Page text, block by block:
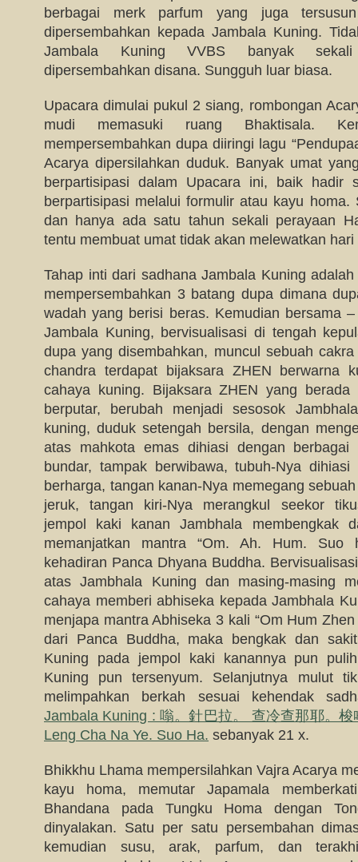
berbagai merk parfum yang juga
dipersembahkan kepada Jambala Kuning.
Jambala Kuning VVBS banyak sekali
dipersembahkan disana. Sungguh luar biasa.
Upacara dimulai pukul 2 siang, rombongan
mudi memasuki ruang Bhaktisala.
mempersembahkan dupa diiringi lagu
Acarya dipersilahkan duduk. Banyak umat
berpartisipasi dalam Upacara ini, baik hadir
berpartisipasi melalui formulir atau kayu
dan hanya ada satu tahun sekali perayaan
tentu membuat umat tidak akan melewatkan hari
Tahap inti dari sadhana Jambala Kuning
mempersembahkan 3 batang dupa dimana
wadah yang berisi beras. Kemudian bersama
Jambala Kuning, bervisualisasi di tengah
dupa yang disembahkan, muncul sebuah
chandra terdapat bijaksara ZHEN berwarna
cahaya kuning. Bijaksara ZHEN yang
berputar, berubah menjadi sesosok
kuning, duduk setengah bersila, dengan
atas mahkota emas dihiasi dengan berbagai
bundar, tampak berwibawa, tubuh-Nya
berharga, tangan kanan-Nya memegang
jeruk, tangan kiri-Nya merangkul seekor
jempol kaki kanan Jambhala membengkak
memanjatkan mantra “Om. Ah. Hum. Suo
kehadiran Panca Dhyana Buddha.
atas Jambhala Kuning dan masing-masing
cahaya memberi abhiseka kepada Jambhala
menjapa mantra Abhiseka 3 kali “Om Hum
dari Panca Buddha, maka bengkak dan
Kuning pada jempol kaki kanannya pun
Kuning pun tersenyum. Selanjutnya mulut
melimpahkan berkah sesuai kehendak
Jambala Kuning : 嗡。針巴拉。 查冷查那耶。
Leng Cha Na Ye. Suo Ha. sebanyak 21 x.
Bhikkhu Lhama mempersilahkan Vajra Acarya
kayu homa, memutar Japamala
Bhandana pada Tungku Homa dengan
dinyalakan. Satu per satu persembahan
kemudian susu, arak, parfum, dan